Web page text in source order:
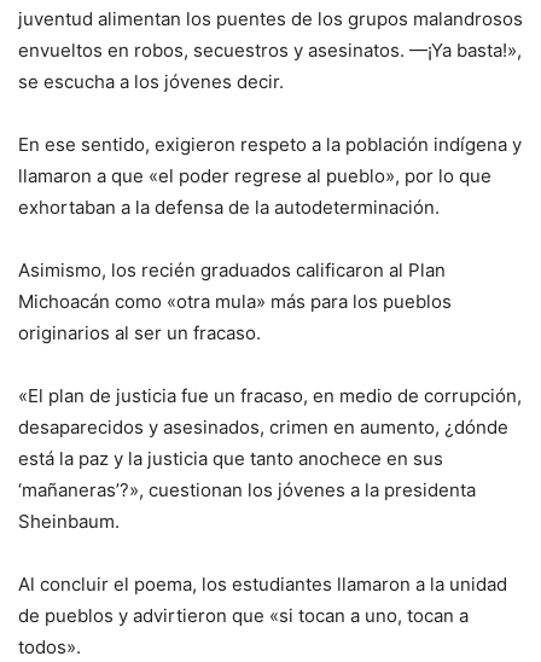
juventud alimentan los puentes de los grupos malandrosos
envueltos en robos, secuestros y asesinatos. —¡Ya basta!»,
se escucha a los jóvenes decir.
En ese sentido, exigieron respeto a la población indígena y
llamaron a que «el poder regrese al pueblo», por lo que
exhortaban a la defensa de la autodeterminación.
Asimismo, los recién graduados calificaron al Plan
Michoacán como «otra mula» más para los pueblos
originarios al ser un fracaso.
«El plan de justicia fue un fracaso, en medio de corrupción,
desaparecidos y asesinados, crimen en aumento, ¿dónde
está la paz y la justicia que tanto anochece en sus
‘mañaneras’?», cuestionan los jóvenes a la presidenta
Sheinbaum.
Al concluir el poema, los estudiantes llamaron a la unidad
de pueblos y advirtieron que «si tocan a uno, tocan a
todos».